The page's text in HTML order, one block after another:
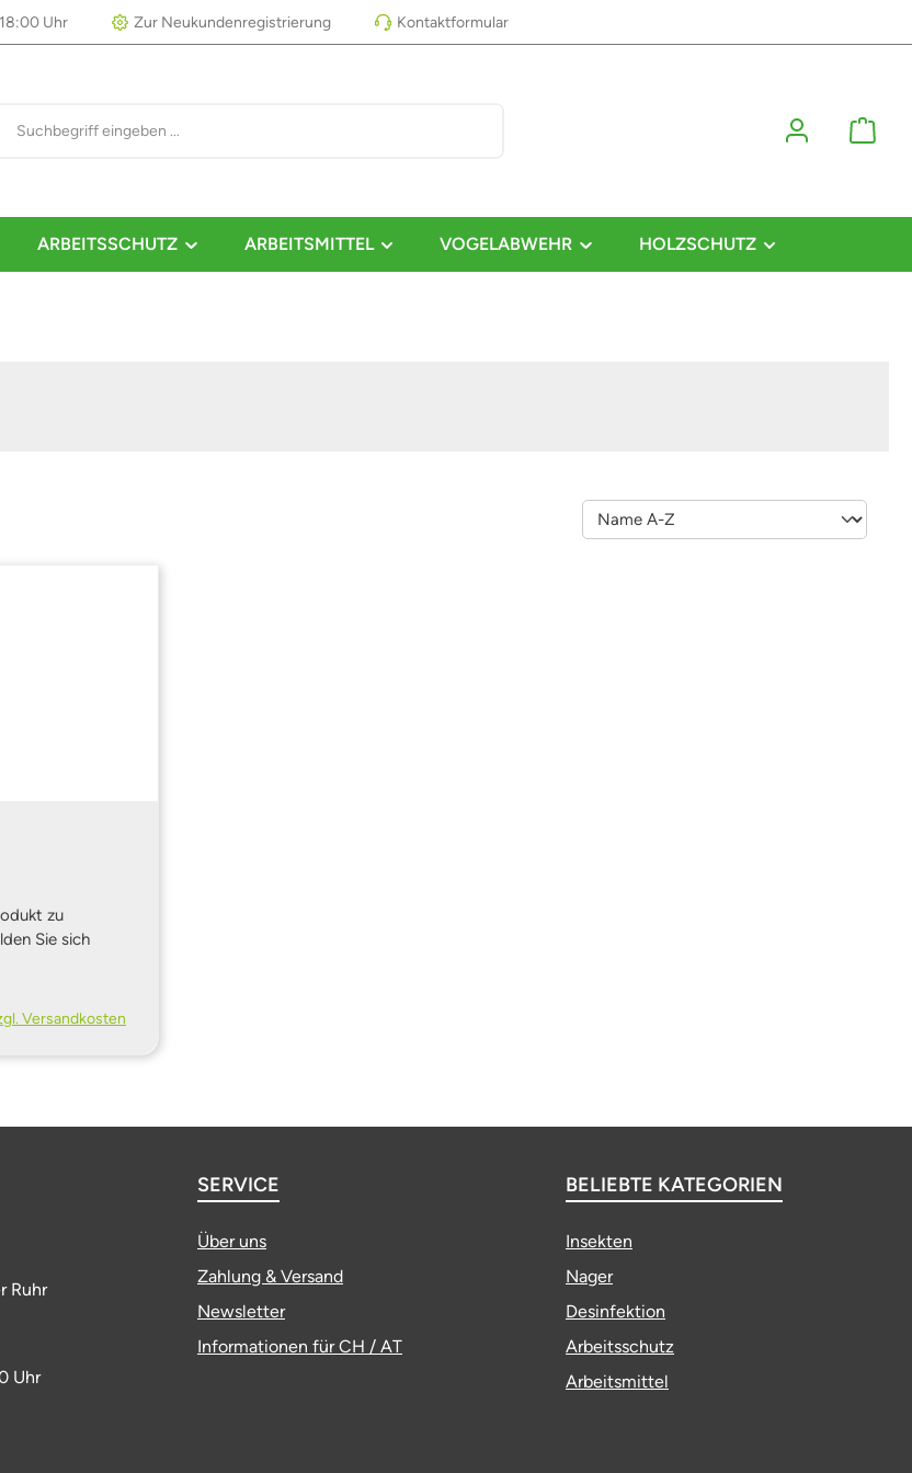
Uhr Zur Neukundenregistrierung Kontaktformular
ARBEITSSCHUTZ ARBEITSMITTEL VOGELABWEHR HOLZSCHUTZ
zu
Sie sich
Versandkosten
Ruhr
Uhr
SERVICE
Über uns
Zahlung & Versand
Newsletter
Informationen für CH / AT
BELIEBTE KATEGORIEN
Insekten
Nager
Desinfektion
Arbeitsschutz
Arbeitsmittel